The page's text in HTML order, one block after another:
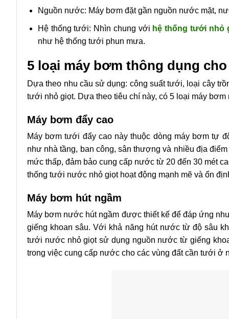
Nguồn nước: Máy bơm đặt gần nguồn nước mặt,
Hệ thống tưới: Nhìn chung với hệ thống tưới nhỏ
như hệ thống tưới phun mưa.
5 loại máy bơm thông dụng
Dựa theo nhu cầu sử dụng: công suất tưới, loại cây
tưới nhỏ giọt. Dựa theo tiêu chí này, có 5 loại máy bơm
Máy bơm đẩy cao
Máy bơm tưới đẩy cao này thuộc dòng máy bơm tự
như nhà tầng, ban công, sân thượng và nhiều địa
mức thấp, đảm bảo cung cấp nước từ 20 đến 30 mét
thống tưới nước nhỏ giọt hoạt động mạnh mẽ và ổn
Máy bơm hút ngầm
Máy bơm nước hút ngầm được thiết kế để đáp ứng
giếng khoan sâu. Với khả năng hút nước từ độ sâu
tưới nước nhỏ giọt sử dụng nguồn nước từ giếng
trong việc cung cấp nước cho các vùng đất cần tưới ở